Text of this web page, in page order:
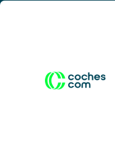
Conduce
desata tu